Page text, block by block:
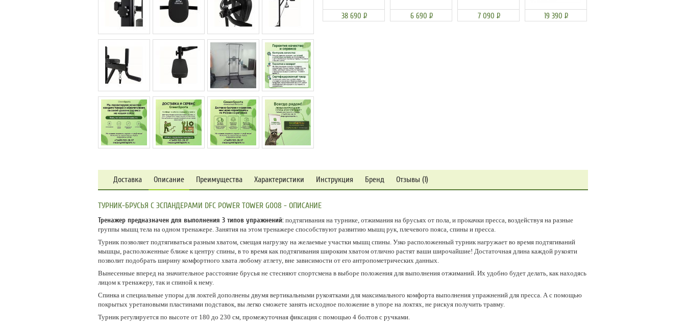
38 690 Р 6 690 Р 7 090 Р 19 390 Р
Доставка Описание Преимущества Характеристики Инструкция Бренд Отзывы (1)
ТУРНИК-БРУСЬЯ C ЭСПАНДЕРАМИ DFC POWER TOWER G008 - ОПИСАНИЕ
Тренажер предназначен для выполнения 3 типов упражнений: подтягивания на турнике, отжимания на брусьях от пола, и прокачки пресса, воздействуя на разные
группы мышц тела на одном тренажере. Занятия на этом тренажере способствуют развитию мышц рук, плечевого пояса, спины и пресса.
Турник позволяет подтягиваться разным хватом, смещая нагрузку на желаемые участки мышц спины. Узко расположенный турник нагружает во время подтягиваний
мышцы, расположенные ближе к центру спины, в то время как подтягивания широким хватом отлично растят ваши широчайшие! Достаточная длина каждой рукояти
позволит подобрать ширину комфортного хвата любому атлету, вне зависимости от его антропометрических данных.
Вынесенные вперед на значительное расстояние брусья не стесняют спортсмена в выборе положения для выполнения отжиманий. Их удобно будет делать, как находясь
лицом к тренажеру, так и спиной к нему.
Спинка и специальные упоры для локтей дополнены двумя вертикальными рукоятками для максимального комфорта выполнения упражнений для пресса. А с помощью
покрытых уретановыми пластинами подставок, вы легко сможете занять исходное положение в упоре на локтях, не рискуя получить травму.
Турник регулируется по высоте от 180 до 230 см, промежуточная фиксация с помощью 4 болтов с ручками.